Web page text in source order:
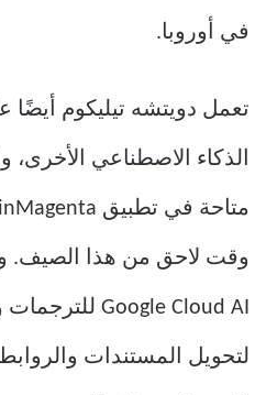
في أوروبا.
تعمل دويتشه تيليكوم
الذكاء الاصطناعي
وقت لاحق من هذا الصيف.
لتحويل المستندات